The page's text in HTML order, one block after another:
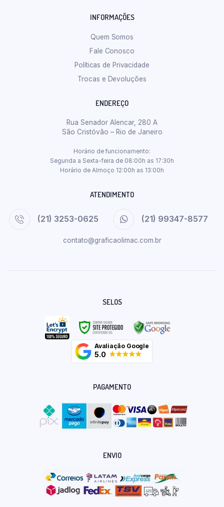
INFORMAÇÕES
Quem Somos
Fale Conosco
Políticas de Privacidade
Trocas e Devoluções
ENDEREÇO
Rua Senador Alencar, 280 A
São Cristóvão – Rio de Janeiro
Horário de funcionamento:
Segunda a Sexta-feira de 08:00h as 17:30h
Horário de Almoço 12:00h as 13:00h
ATENDIMENTO
(21) 3253-0625 (21) 99347-8577
contato@graficaolimac.com.br
SELOS
Avaliação Google
5.0
PAGAMENTO
ENVIO